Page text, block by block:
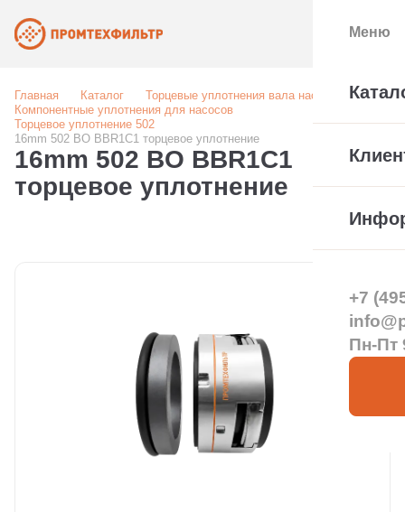
Главная Каталог
Торцевые уплотнения вала насоса
Компонентные уплотнения для насосов
Торцевое уплотнение 502
16mm 502 BO BBR1C1 торцевое уплотнение
16mm 502 BO BBR1C1
торцевое уплотнение
Меню
+7
Пн-Пт